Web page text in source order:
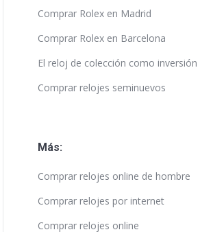
Comprar Rolex en Madrid
Comprar Rolex en Barcelona
El reloj de colección como inversión
Comprar relojes seminuevos
Más:
Comprar relojes online de hombre
Comprar relojes por internet
Comprar relojes online